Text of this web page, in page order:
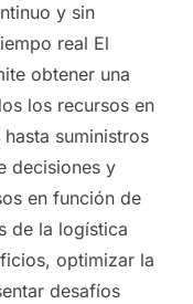
y sin
real El
obtener una
los recursos en
suministros
decisiones y
en función de
de la logística
optimizar la
desafíos